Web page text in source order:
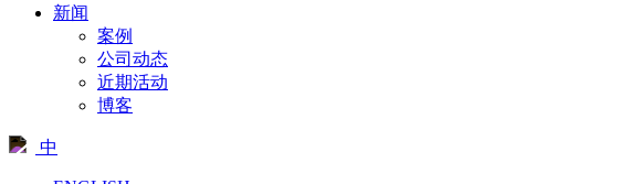
新闻
案例
公司动态
近期活动
博客
中